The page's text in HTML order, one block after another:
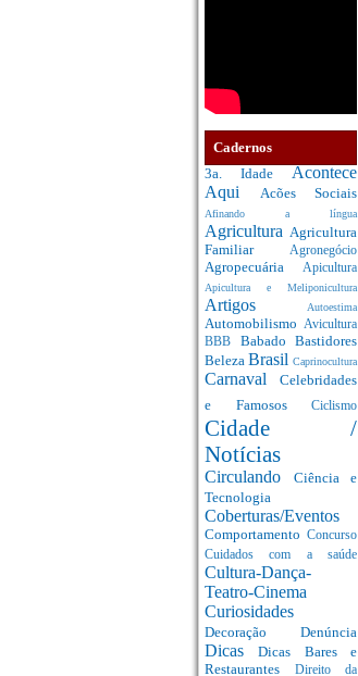
Cadernos
3a. Idade Acontece
Aqui Acões Sociais
Afinando a língua
Agricultura Agricultura
Familiar Agronegócio
Agropecuária Apicultura
Apicultura e Meliponicultura
Artigos Autoestima
Automobilismo Avicultura
BBB Babado Bastidores
Beleza Brasil Caprinocultura
Carnaval Celebridades
e Famosos Ciclismo
Cidade /
Notícias
Circulando Ciência e
Tecnologia
Coberturas/Eventos
Comportamento Concurso
Cuidados com a saúde
Cultura-Dança-
Teatro-Cinema
Curiosidades
Decoração Denúncia
DicasDicas Bares e
Restaurantes
Direito da